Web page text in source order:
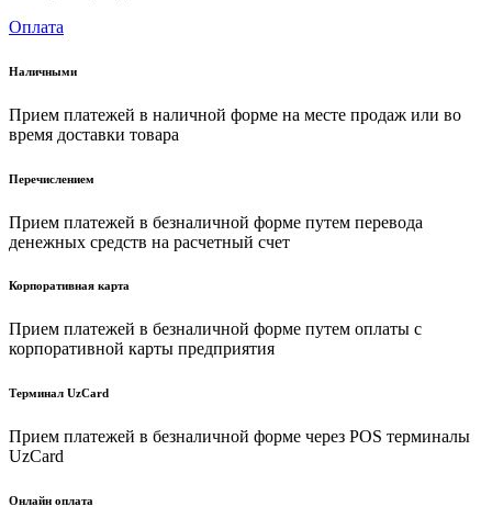
Оплата
Наличными
Прием платежей в наличной форме на месте продаж или во
время доставки товара
Перечислением
Прием платежей в безналичной форме путем перевода
денежных средств на расчетный счет
Корпоративная карта
Прием платежей в безналичной форме путем оплаты с
корпоративной карты предприятия
Терминал UzCard
Прием платежей в безналичной форме через POS терминалы
UzCard
Онлайн оплата